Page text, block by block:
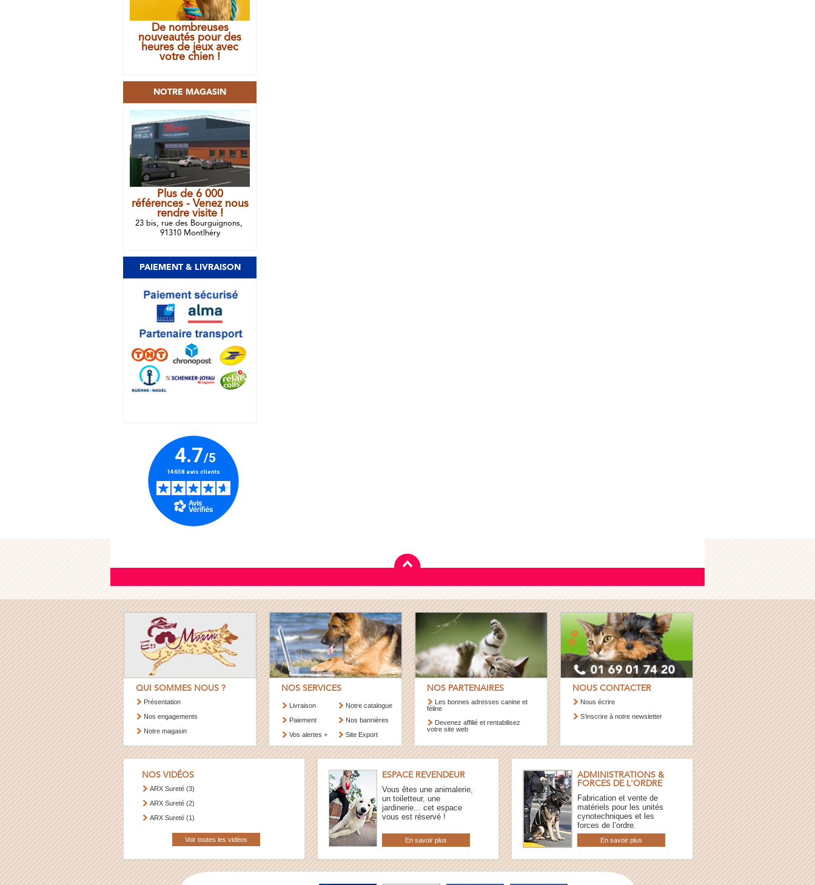
De nombreuses
nouveautés pour des
heures de jeux avec
votre chien !
NOTRE MAGASIN
Plus de 6 000
références - Venez nous
rendre visite !
23 bis, rue des Bourguignons,
91310 Montlhéry
PAIEMENT & LIVRAISON
QUI SOMMES NOUS ?
Présentation
Nos engagements
Notre magasin
NOS SERVICES
Livraison
Paiement
Vos alertes +
Notre catalogue
Nos bannières
Site Export
NOS PARTENAIRES
Les bonnes adresses canine et
féline
Devenez affilié et rentabilisez
votre site web
NOUS CONTACTER
Nous écrire
S’inscrire à notre newsletter
NOS VIDÉOS
ARX Sureté (3)
ARX Sureté (2)
ARX Sureté (1)
Voir toutes les vidéos
ESPACE REVENDEUR
Vous êtes une animalerie,
un toiletteur, une
jardinerie... cet espace
vous est réservé !
En savoir plus
ADMINISTRATIONS &
FORCES DE L'ORDRE
Fabrication et vente de
matériels pour les unités
cynotechniques et les
forces de l’ordre.
En savoir plus